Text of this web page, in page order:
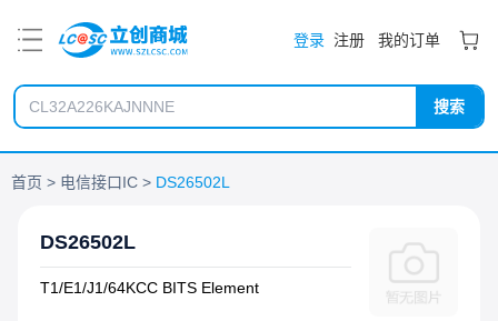
登录 注册 我的订单
搜索
首页 电信接口IC DS26502L
DS26502L
T1/E1/J1/64KCC BITS Element